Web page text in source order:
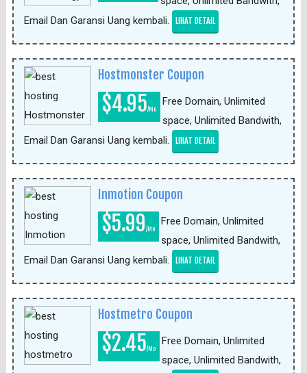
Email Dan Garansi Uang kembali.
LIHAT DETAIL
Hostmonster Coupon
$4.95/Mo
Free Domain, Unlimited
space, Unlimited Bandwith,
Email Dan Garansi Uang kembali.
LIHAT DETAIL
Inmotion Coupon
$5.99/Mo
Free Domain, Unlimited
space, Unlimited Bandwith,
Email Dan Garansi Uang kembali.
LIHAT DETAIL
Hostmetro Coupon
$2.45/Mo
Free Domain, Unlimited
space, Unlimited Bandwith,